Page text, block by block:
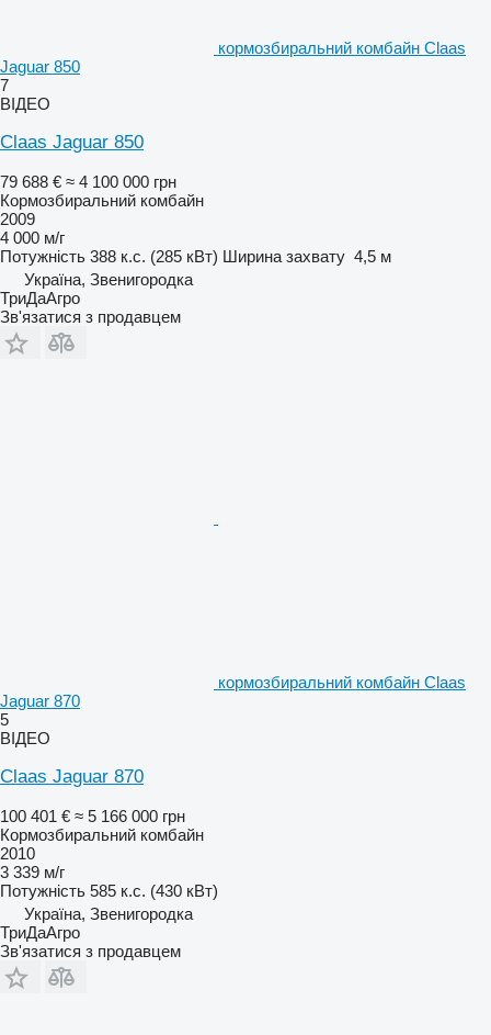
кормозбиральний комбайн Claas
Jaguar 850
7
ВІДЕО
Claas Jaguar 850
79 688 € ≈ 4 100 000 грн
Кормозбиральний комбайн
2009
4 000 м/г
Потужність 388 к.с. (285 кВт) Ширина захвату 4,5 м
Україна, Звенигородка
ТриДаАгро
Зв'язатися з продавцем
кормозбиральний комбайн Claas
Jaguar 870
5
ВІДЕО
Claas Jaguar 870
100 401 € ≈ 5 166 000 грн
Кормозбиральний комбайн
2010
3 339 м/г
Потужність 585 к.с. (430 кВт)
Україна, Звенигородка
ТриДаАгро
Зв'язатися з продавцем